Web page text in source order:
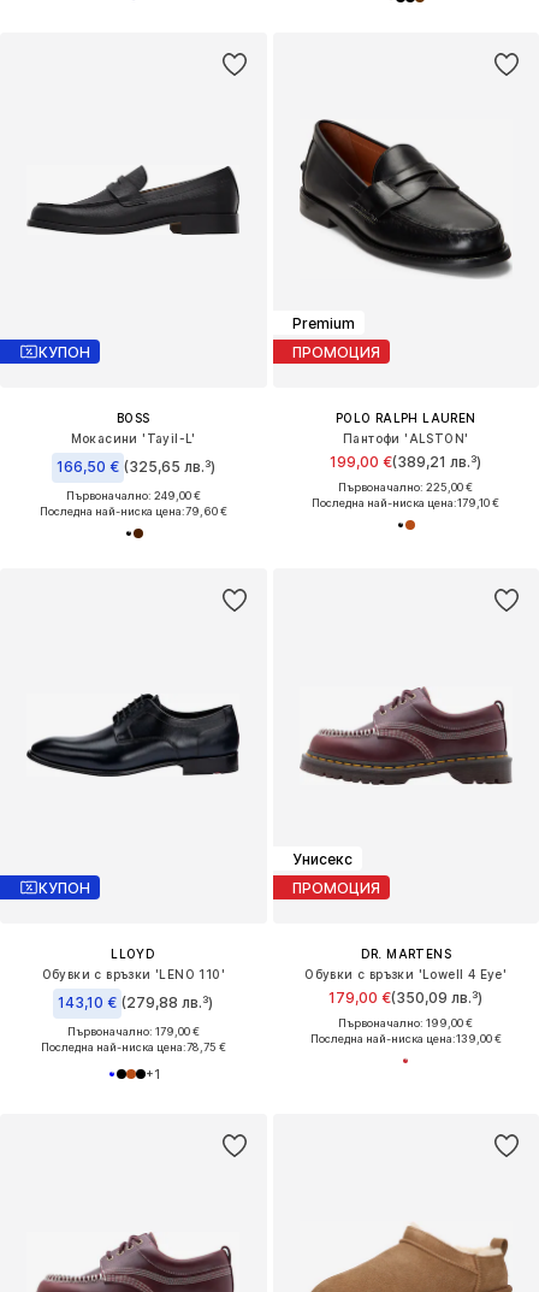
КУПОН
BOSS
Мокасини 'Tayil-L'
166,50 € (325,65 лв.³)
Първоначално: 249,00 €
Последна най-ниска цена:79,60 €
Premium
ПРОМОЦИЯ
POLO RALPH LAUREN
Пантофи 'ALSTON'
199,00 €(389,21 лв.³)
Първоначално: 225,00 €
Последна най-ниска цена:179,10 €
КУПОН
LLOYD
Обувки с връзки 'LENO 110'
143,10 € (279,88 лв.³)
Първоначално: 179,00 €
Последна най-ниска цена:78,75 €
+1
Унисекс
ПРОМОЦИЯ
DR. MARTENS
Обувки с връзки 'Lowell 4 Eye'
179,00 €(350,09 лв.³)
Първоначално: 199,00 €
Последна най-ниска цена:139,00 €